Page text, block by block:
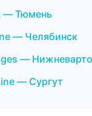
— Тюмень
— Челябинск
—
— Сургут